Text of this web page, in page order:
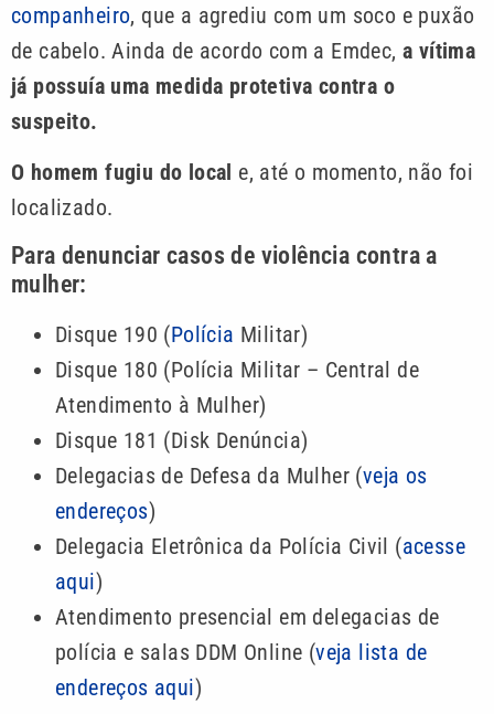
companheiro, que a agrediu com um soco e puxão
de cabelo. Ainda de acordo com a Emdec, a vítima
já possuía uma medida protetiva contra o
suspeito.
O homem fugiu do local e, até o momento, não foi
localizado.
Para denunciar casos de violência contra a
mulher:
Disque 190 (Polícia Militar)
Disque 180 (Polícia Militar – Central de
Atendimento à Mulher)
Disque 181 (Disk Denúncia)
Delegacias de Defesa da Mulher (veja os
endereços)
Delegacia Eletrônica da Polícia Civil (acesse
aqui)
Atendimento presencial em delegacias de
polícia e salas DDM Online (veja lista de
endereços aqui)